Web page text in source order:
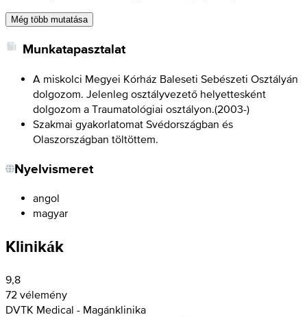
Még több mutatása
Munkatapasztalat
A miskolci Megyei Kórház Baleseti Sebészeti Osztályán
dolgozom. Jelenleg osztályvezető helyettesként
dolgozom a Traumatológiai osztályon.(2003-)
Szakmai gyakorlatomat Svédországban és
Olaszországban töltöttem.
Nyelvismeret
angol
magyar
Klinikák
9,8
72 vélemény
DVTK Medical - Magánklinika